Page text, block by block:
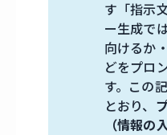
す「指示
ー生成で
向けるか
どをプロ
す。この
とおり、
（情報の